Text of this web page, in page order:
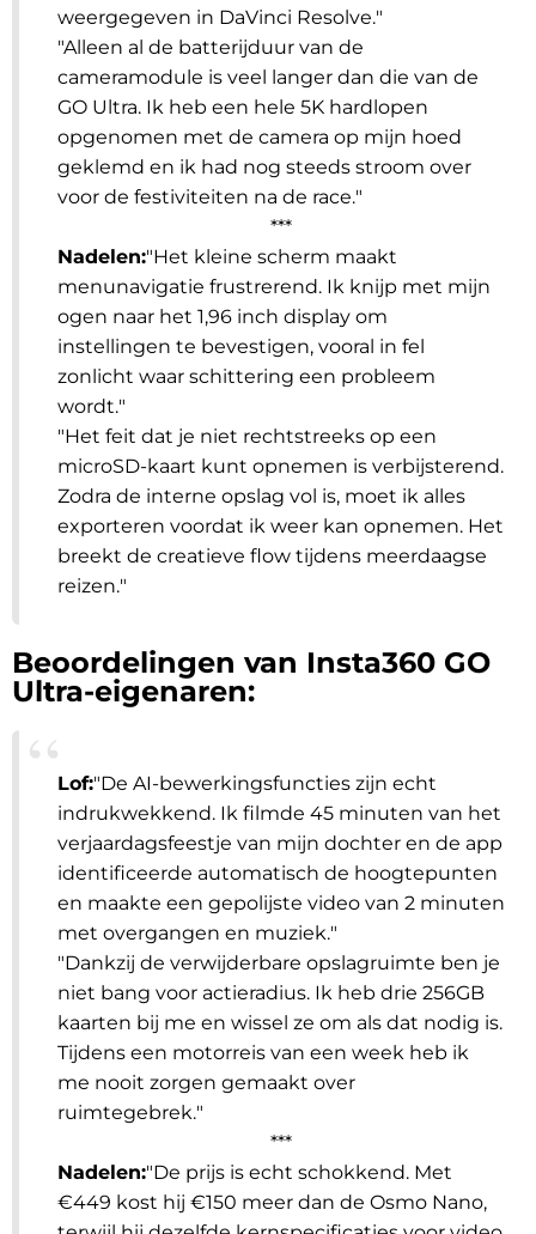
weergegeven in DaVinci Resolve."
"Alleen al de batterijduur van de
cameramodule is veel langer dan die van de
GO Ultra. Ik heb een hele 5K hardlopen
opgenomen met de camera op mijn hoed
geklemd en ik had nog steeds stroom over
voor de festiviteiten na de race."
***
Nadelen:"Het kleine scherm maakt
menunavigatie frustrerend. Ik knijp met mijn
ogen naar het 1,96 inch display om
instellingen te bevestigen, vooral in fel
zonlicht waar schittering een probleem
wordt."
"Het feit dat je niet rechtstreeks op een
microSD-kaart kunt opnemen is verbijsterend.
Zodra de interne opslag vol is, moet ik alles
exporteren voordat ik weer kan opnemen. Het
breekt de creatieve flow tijdens meerdaagse
reizen."
Beoordelingen van Insta360 GO
Ultra-eigenaren:
Lof:"De AI-bewerkingsfuncties zijn echt
indrukwekkend. Ik filmde 45 minuten van het
verjaardagsfeestje van mijn dochter en de app
identificeerde automatisch de hoogtepunten
en maakte een gepolijste video van 2 minuten
met overgangen en muziek."
"Dankzij de verwijderbare opslagruimte ben je
niet bang voor actieradius. Ik heb drie 256GB
kaarten bij me en wissel ze om als dat nodig is.
Tijdens een motorreis van een week heb ik
me nooit zorgen gemaakt over
ruimtegebrek."
***
Nadelen:"De prijs is echt schokkend. Met
€449 kost hij €150 meer dan de Osmo Nano,